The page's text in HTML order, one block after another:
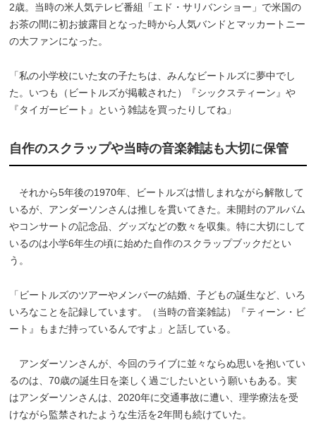
2歳。当時の米人気テレビ番組「エド・サリバンショー」で米国の
お茶の間に初お披露目となった時から人気バンドとマッカートニー
の大ファンになった。
「私の小学校にいた女の子たちは、みんなビートルズに夢中でし
た。いつも（ビートルズが掲載された）『シックスティーン』や
『タイガービート』という雑誌を買ったりしてね」
自作のスクラップや当時の音楽雑誌も大切に保管
それから5年後の1970年、ビートルズは惜しまれながら解散して
いるが、アンダーソンさんは推しを貫いてきた。未開封のアルバム
やコンサートの記念品、グッズなどの数々を収集。特に大切にして
いるのは小学6年生の頃に始めた自作のスクラップブックだとい
う。
「ビートルズのツアーやメンバーの結婚、子どもの誕生など、いろ
いろなことを記録しています。（当時の音楽雑誌）『ティーン・ビ
ート』もまだ持っているんですよ」と話している。
アンダーソンさんが、今回のライブに並々ならぬ思いを抱いてい
るのは、70歳の誕生日を楽しく過ごしたいという願いもある。実
はアンダーソンさんは、2020年に交通事故に遭い、理学療法を受
けながら監禁されたような生活を2年間も続けていた。